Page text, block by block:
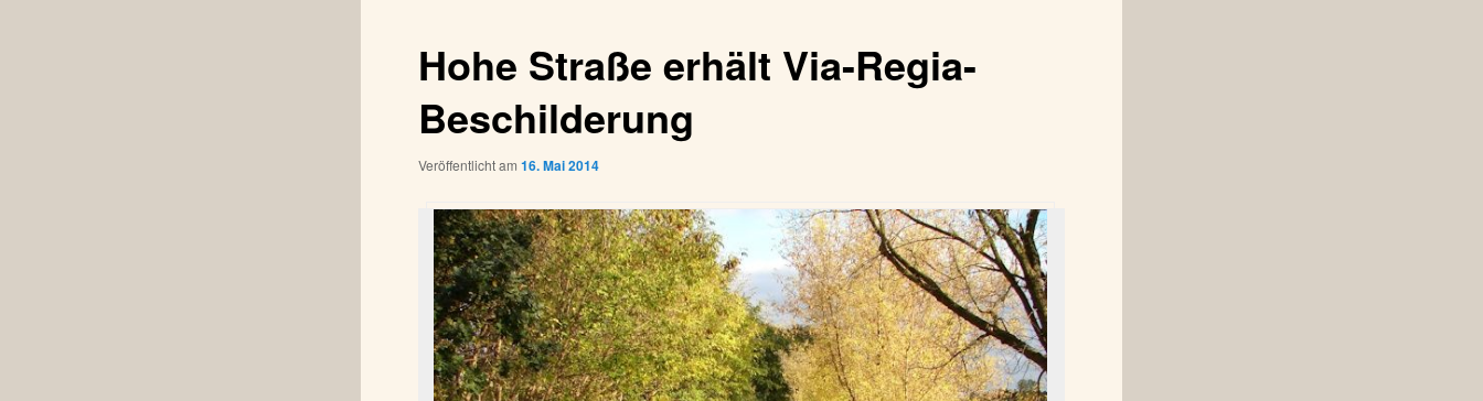
Hohe Straße erhält Via-Regia-
Beschilderung
Veröffentlicht am16. Mai 2014